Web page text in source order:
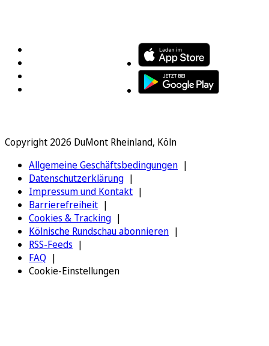
Copyright 2026 DuMont Rheinland, Köln
Allgemeine Geschäftsbedingungen
Datenschutzerklärung
Impressum und Kontakt
Barrierefreiheit
Cookies & Tracking
Kölnische Rundschau abonnieren
RSS-Feeds
FAQ
Cookie-Einstellungen